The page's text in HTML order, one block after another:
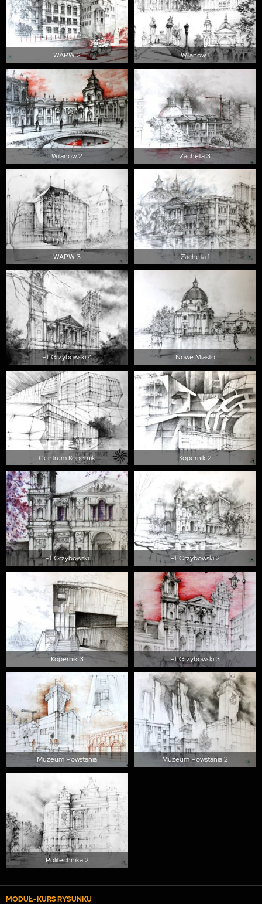
WAPW 2 Wilanów 1
Wilanów 2 Zachęta 3
WAPW 3 Zachęta 1
Pl. Grzybowski 4 Nowe Miasto
Centrum Kopernik Kopernik 2
Pl. Grzybowski Pl. Grzybowski 2
Kopernik 3 Pl. Grzybowski 3
Muzeum Powstania Muzeum Powstania 2
Politechnika 2
MODUŁ-KURS RYSUNKU